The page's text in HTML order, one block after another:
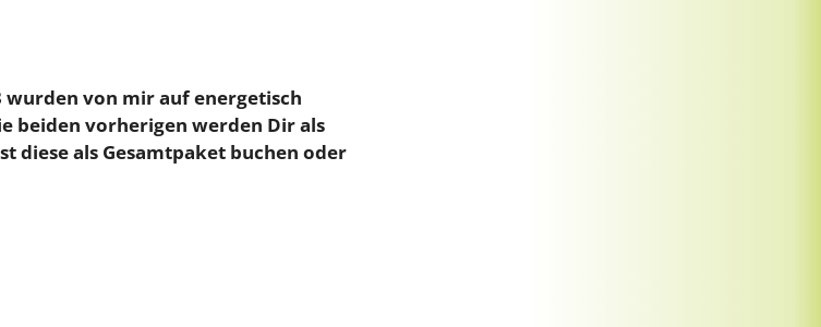
wurden von mir auf energetisch
beiden vorherigen werden Dir als
diese als Gesamtpaket buchen oder